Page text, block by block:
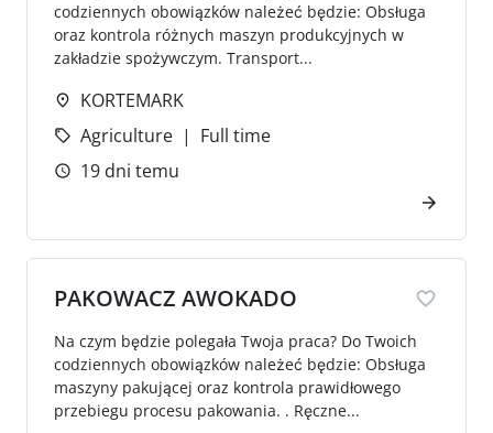
codziennych obowiązków należeć będzie: Obsługa
oraz kontrola różnych maszyn produkcyjnych w
zakładzie spożywczym. Transport...
KORTEMARK
Agriculture
Full time
19 dni temu
PAKOWACZ AWOKADO
Na czym będzie polegała Twoja praca? Do Twoich
codziennych obowiązków należeć będzie: Obsługa
maszyny pakującej oraz kontrola prawidłowego
przebiegu procesu pakowania. . Ręczne...